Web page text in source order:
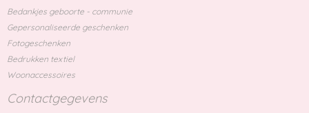
Bedankjes geboorte - communie
Gepersonaliseerde geschenken
Fotogeschenken
Bedrukken textiel
Woonaccessoires
Contactgegevens